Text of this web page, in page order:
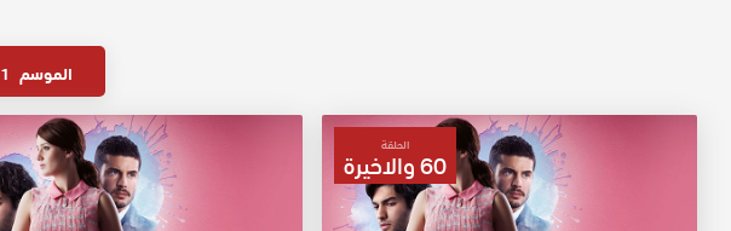
الموسم 1 مدبلج
الحلقة
60 والاخيرة